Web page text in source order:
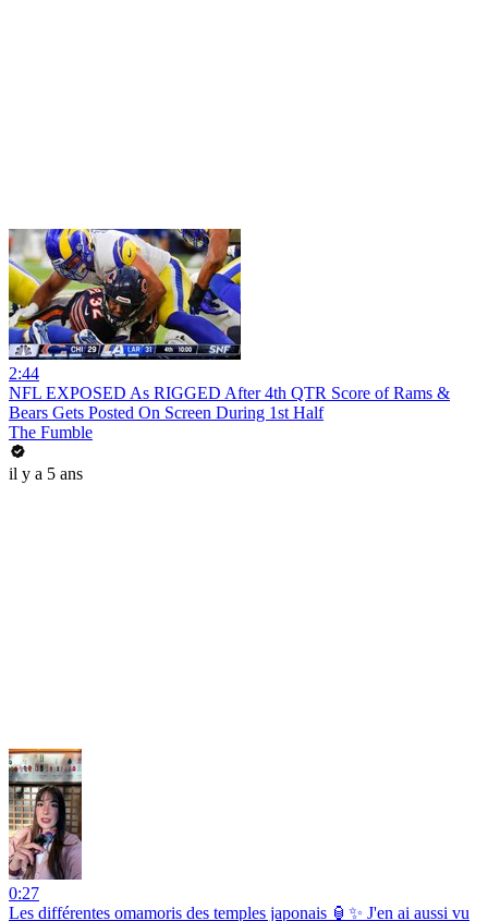
2:44
NFL EXPOSED As RIGGED After 4th QTR Score of Rams &
Bears Gets Posted On Screen During 1st Half
The Fumble
il y a 5 ans
0:27
Les différentes omamoris des temples japonais 🏮✨ J'en ai aussi vu